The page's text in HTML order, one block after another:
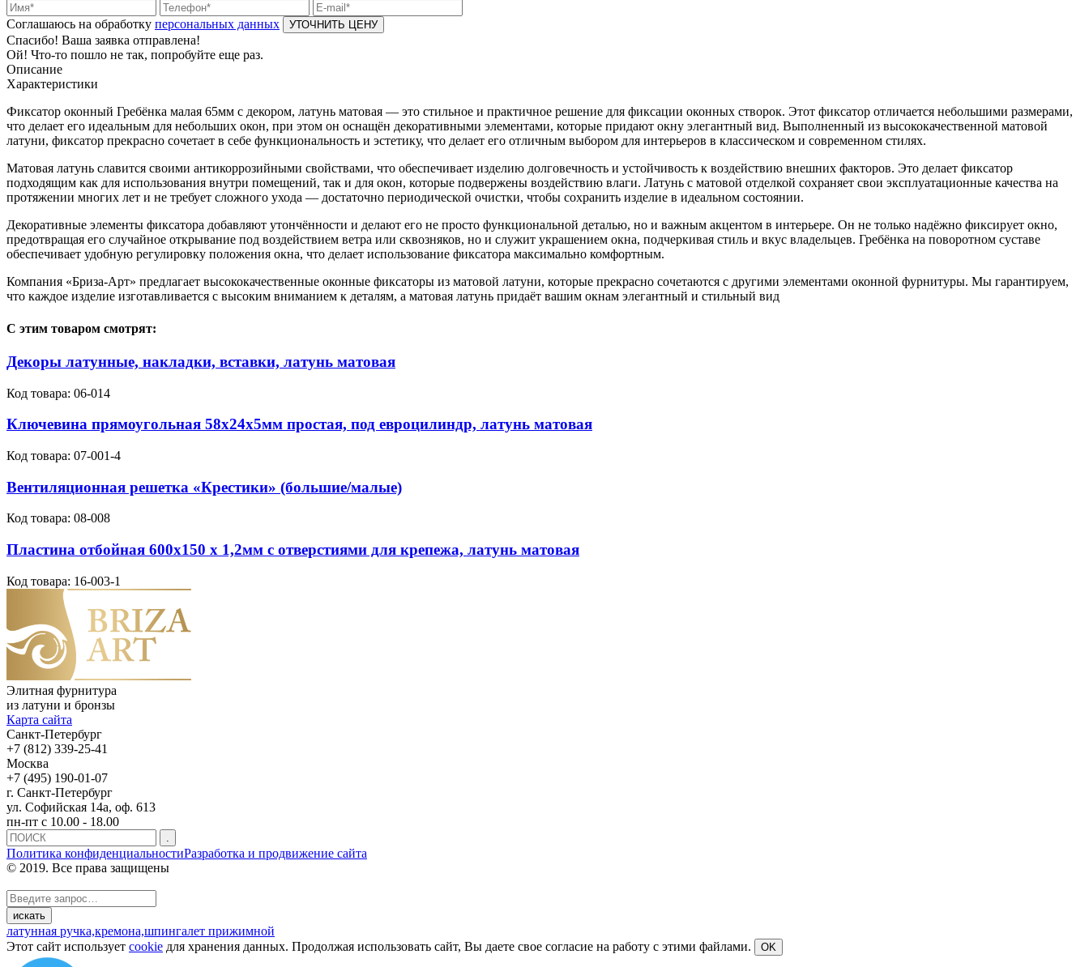
Соглашаюсь на обработку персональных данных
Спасибо! Ваша заявка отправлена!
Ой! Что-то пошло не так, попробуйте еще раз.
Описание
Характеристики
Фиксатор оконный Гребёнка малая 65мм с декором, латунь матовая — это стильное и практичное решение для фиксации оконных створок. Этот фиксатор отличается небольшими размерами,
что делает его идеальным для небольших окон, при этом он оснащён декоративными элементами, которые придают окну элегантный вид. Выполненный из высококачественной матовой
латуни, фиксатор прекрасно сочетает в себе функциональность и эстетику, что делает его отличным выбором для интерьеров в классическом и современном стилях.
Матовая латунь славится своими антикоррозийными свойствами, что обеспечивает изделию долговечность и устойчивость к воздействию внешних факторов. Это делает фиксатор
подходящим как для использования внутри помещений, так и для окон, которые подвержены воздействию влаги. Латунь с матовой отделкой сохраняет свои эксплуатационные качества на
протяжении многих лет и не требует сложного ухода — достаточно периодической очистки, чтобы сохранить изделие в идеальном состоянии.
Декоративные элементы фиксатора добавляют утончённости и делают его не просто функциональной деталью, но и важным акцентом в интерьере. Он не только надёжно фиксирует окно,
предотвращая его случайное открывание под воздействием ветра или сквозняков, но и служит украшением окна, подчеркивая стиль и вкус владельцев. Гребёнка на поворотном суставе
обеспечивает удобную регулировку положения окна, что делает использование фиксатора максимально комфортным.
Компания «Бриза-Арт» предлагает высококачественные оконные фиксаторы из матовой латуни, которые прекрасно сочетаются с другими элементами оконной фурнитуры. Мы гарантируем,
что каждое изделие изготавливается с высоким вниманием к деталям, а матовая латунь придаёт вашим окнам элегантный и стильный вид
С этим товаром смотрят:
Декоры латунные, накладки, вставки, латунь матовая
Код товара: 06-014
Ключевина прямоугольная 58х24х5мм простая, под евроцилиндр, латунь матовая
Код товара: 07-001-4
Вентиляционная решетка «Крестики» (большие/малые)
Код товара: 08-008
Пластина отбойная 600х150 х 1,2мм с отверстиями для крепежа, латунь матовая
Код товара: 16-003-1
Элитная фурнитура
из латуни и бронзы
Карта сайта
Санкт-Петербург
+7 (812) 339-25-41
Москва
+7 (495) 190-01-07
г. Санкт-Петербург
ул. Софийская 14а, оф. 613
пн-пт с 10.00 - 18.00
Политика конфиденциальностиРазработка и продвижение сайта
© 2019. Все права защищены
латунная ручка,кремона,шпингалет прижимной
Этот сайт использует cookie для хранения данных. Продолжая использовать сайт, Вы даете свое согласие на работу с этими файлами. OK